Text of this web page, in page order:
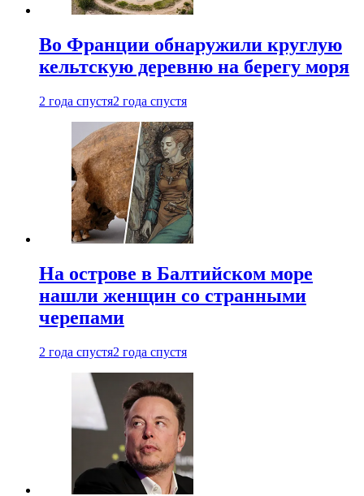
Во Франции обнаружили круглую
кельтскую деревню на берегу моря
2 года спустя2 года спустя
На острове в Балтийском море
нашли женщин со странными
черепами
2 года спустя2 года спустя